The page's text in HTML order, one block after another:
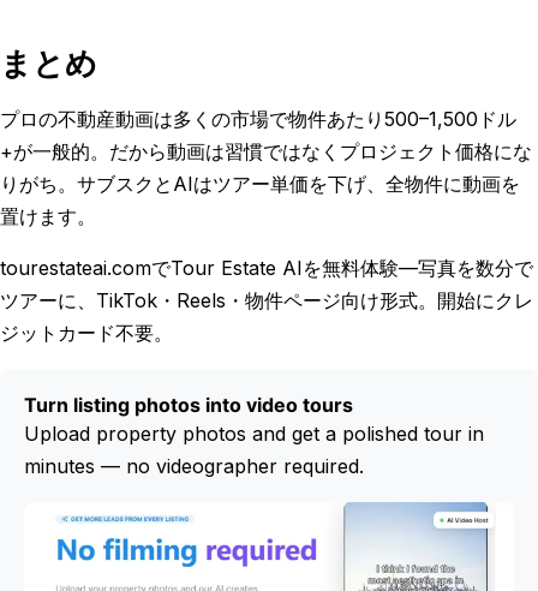
まとめ
プロの不動産動画は多くの市場で物件あたり500–1,500ドル
+が一般的。だから動画は習慣ではなくプロジェクト価格にな
りがち。サブスクとAIはツアー単価を下げ、全物件に動画を
置けます。
tourestateai.comでTour Estate AIを無料体験—写真を数分で
ツアーに、TikTok・Reels・物件ページ向け形式。開始にクレ
ジットカード不要。
Turn listing photos into video tours
Upload property photos and get a polished tour in
minutes — no videographer required.